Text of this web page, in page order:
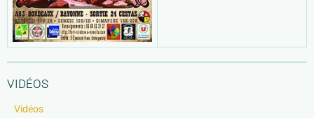
VIDÉOS
Vidéos